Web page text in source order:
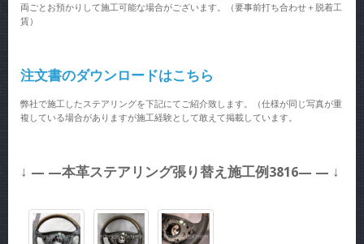
両ごとお預かりして施工可能な場合がございます。（要事前打ち合わせ＋脱着工
賃）
注文書のダウンロードはこちら
弊社で施工したステアリングを下記にてご紹介致します。（仕様が同じ写真が重
複している場合がありますが施工経験として敢えて掲載しています。
↓ — —本革ステアリング張り替え施工例3816— — ↓